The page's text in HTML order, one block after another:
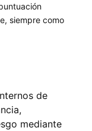
siempre como
de
mediante